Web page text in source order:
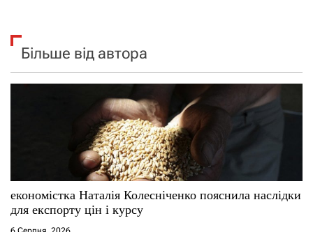
Більше від автора
економістка Наталія Колесніченко пояснила наслідки
для експорту цін і курсу